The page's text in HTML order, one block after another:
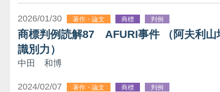
2026/01/30 著作・論文 商標 判例
商標判例読解87 AFURI事件 （阿夫利山
識別力）
中田 和博
2024/02/07 著作・論文 商標 判例